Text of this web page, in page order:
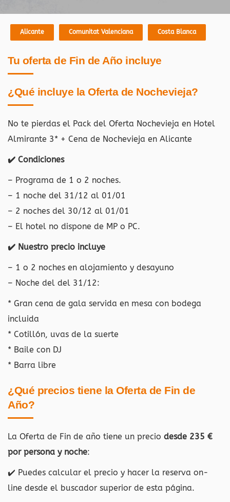
Alicante Comunitat Valenciana Costa Blanca
Tu oferta de Fin de Año incluye
¿Qué incluye la Oferta de Nochevieja?
No te pierdas el Pack del Oferta Nochevieja en Hotel
Almirante 3* + Cena de Nochevieja en Alicante
✔️ Condiciones
– Programa de 1 o 2 noches.
– 1 noche del 31/12 al 01/01
– 2 noches del 30/12 al 01/01
– El hotel no dispone de MP o PC.
✔️ Nuestro precio incluye
– 1 o 2 noches en alojamiento y desayuno
– Noche del del 31/12:
* Gran cena de gala servida en mesa con bodega
incluida
* Cotillón, uvas de la suerte
* Baile con DJ
* Barra libre
¿Qué precios tiene la Oferta de Fin de
Año?
La Oferta de Fin de año tiene un precio desde 235 €
por persona y noche:
✔️ Puedes calcular el precio y hacer la reserva on-
line desde el buscador superior de esta página.